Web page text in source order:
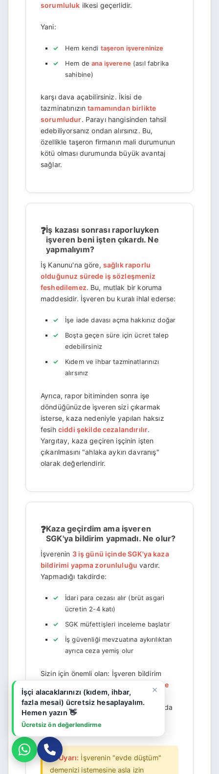
sorumluluk ilkesi geçerlidir.
Yani:
Hem kendi taşeron işvereninize
Hem deana işverene(asıl fabrika
sahibine)
karşı dava açabilirsiniz. İkisi de
tazminatınızıntamamından birlikte
sorumludur. Parayı hangisinden tahsil
edebiliyorsanız ondan alırsınız. Bu,
özellikle taşeron firmanın mali durumunun
kötü olması durumunda büyük avantaj
sağlar.
İş kazası sonrası raporluyken
işveren beni işten çıkardı. Ne
yapmalıyım?
İş Kanunu'na göre, sağlık raporlu
olduğunuz sürede iş sözleşmeniz
feshedilemez. Bu, mutlak bir koruma
maddesidir. İşveren bu kuralı ihlal ederse:
İşe iade davası açma hakkınız doğar
Boşta geçen süre için ücret talep
edebilirsiniz
Kıdem ve ihbar tazminatlarınızı
alırsınız
Ayrıca, rapor bitiminden sonra işe
döndüğünüzde işveren sizi çıkarmak
isterse, kaza nedeniyle yapılan haksız
fesih ciddi şekilde cezalandırılır.
Yargıtay, kaza geçiren işçinin işten
çıkarılmasını "ahlaka aykırı davranış"
olarak değerlendirir.
Kaza geçirdim ama işveren
SGK'ya bildirim yapmadı. Ne olur?
İşverenin 3 iş günü içinde SGK'ya kaza
bildirimi yapma zorunluluğu vardır.
Yapmadığı takdirde:
İdari para cezası alır (brüt asgari
ücretin 2-4 katı)
SGK müfettişleri inceleme başlatır
İş güvenliği mevzuatına aykırılıktan
ayrıca ceza yemiş olur
Sizin için önemli olan: İşveren bildirim
hastaane kayıtlarınız ve
tanık ifadelerinizlekazanın iş kazası
olduğunu ispatlayabilirsiniz. Bu durumda
SGK'ya doğrudan başvurarak kazanın
tescilini isteyebilirsiniz.
⚠️Uyarı: İşverenin "evde düştüm"
demenizi istemesine asla izin
×
İşçi alacaklarınızı (kıdem, ihbar,
fazla mesai) ücretsiz hesaplayalım.
Hemen yazın 👋
Ücretsiz ön değerlendirme